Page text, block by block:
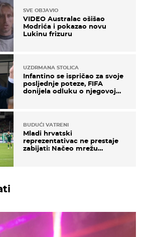
SVE OBJAVIO
VIDEO Australac ošišao
Modrića i pokazao novu
Lukinu frizuru
UZDRMANA STOLICA
Infantino se ispričao za svoje
posljednje poteze, FIFA
donijela odluku o njegovoj
BUDUĆI VATRENI
Mladi hrvatski
reprezentativac ne prestaje
zabijati: Načeo mrežu